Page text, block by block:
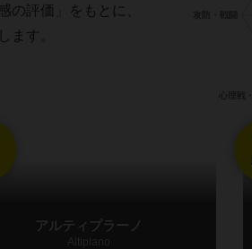
の評価」をもとに、
ます。
アルティプラーノ
Altiplano